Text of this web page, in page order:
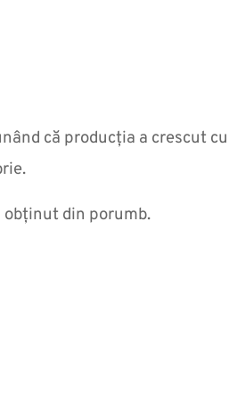
că producția a crescut cu
din porumb.